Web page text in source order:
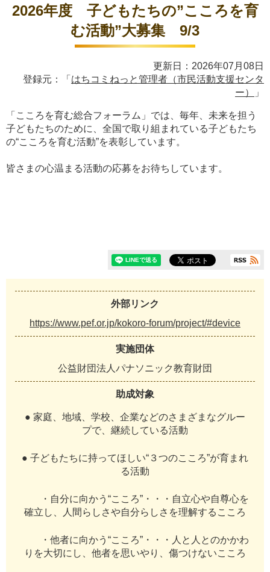
2026年度 子どもたちの”こころを育
む活動”大募集 9/3
更新日：2026年07月08日
登録元：「 はちコミねっと管理者（市民活動支援センタ
ー）
」
「こころを育む総合フォーラム」では、毎年、未来を担う
子どもたちのために、全国で取り組まれている子どもたち
の“こころを育む活動”を表彰しています。
皆さまの心温まる活動の応募をお待ちしています。
外部リンク
https://www.pef.or.jp/kokoro-forum/project/#device
実施団体
公益財団法人パナソニック教育財団
助成対象
● 家庭、地域、学校、企業などのさまざまなグルー
プで、継続している活動
● 子どもたちに持ってほしい“３つのこころ”が育まれ
る活動
・自分に向かう“こころ”・・・自立心や自尊心を
確立し、人間らしさや自分らしさを理解するこころ
・他者に向かう“こころ”・・・人と人とのかかわ
りを大切にし、他者を思いやり、傷つけないこころ